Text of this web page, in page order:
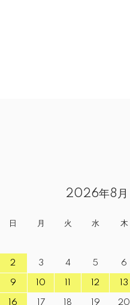
2026年8月
日 月 火 水 木
2 3 4 5 6
9 10 12 13
16 17 18 19 20